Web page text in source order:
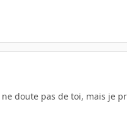
doute pas de toi, mais je